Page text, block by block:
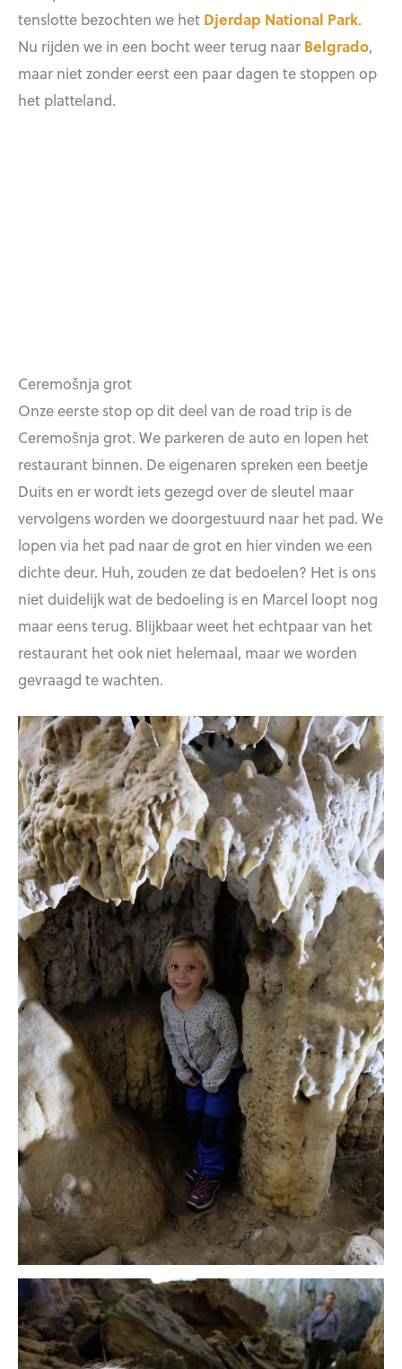
tenslotte bezochten we het Djerdap National Park.
Nu rijden we in een bocht weer terug naar Belgrado,
maar niet zonder eerst een paar dagen te stoppen op
het platteland.
Ceremošnja grot
Onze eerste stop op dit deel van de road trip is de
Ceremošnja grot. We parkeren de auto en lopen het
restaurant binnen. De eigenaren spreken een beetje
Duits en er wordt iets gezegd over de sleutel maar
vervolgens worden we doorgestuurd naar het pad. We
lopen via het pad naar de grot en hier vinden we een
dichte deur. Huh, zouden ze dat bedoelen? Het is ons
niet duidelijk wat de bedoeling is en Marcel loopt nog
maar eens terug. Blijkbaar weet het echtpaar van het
restaurant het ook niet helemaal, maar we worden
gevraagd te wachten.